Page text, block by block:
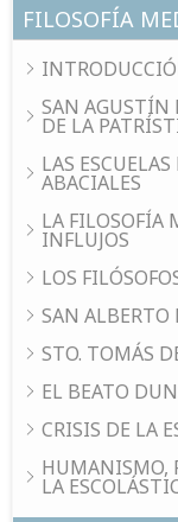
FILOSOFÍA
SAN AGUSTÍN
DE LA
LAS
ABACIALES
LA FILOSOFÍA
INFLUJOS
LOS
SAN ALBERTO
STO. TOMÁS
EL BEATO
CRISIS DE LA
HUMANISMO,
LA